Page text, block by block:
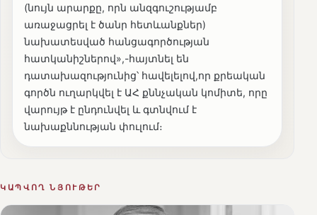
(նույն արարքը, որն անզգուշությամբ
առաջացրել է ծանր հետևանքներ)
նախատեսված հանցագործության
հատկանիշներով»,-հայտնել են
դատախազությունից՝ հավելելով,որ քրեական
գործն ուղարկվել է ԱՀ քննչական կոմիտե, որը
վարույթ է ընդունվել և գտնվում է
նախաքննության փուլում։
ԿԱՊՎՈՂ ՆՅՈՒԹԵՐ